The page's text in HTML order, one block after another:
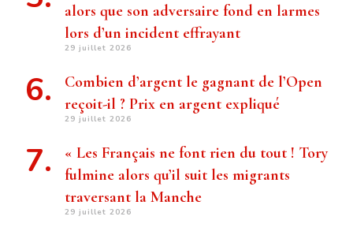
alors que son adversaire fond en larmes
lors d’un incident effrayant
29 juillet 2026
Combien d’argent le gagnant de l’Open
reçoit-il ? Prix ​​en argent expliqué
29 juillet 2026
« Les Français ne font rien du tout ! Tory
fulmine alors qu’il suit les migrants
traversant la Manche
29 juillet 2026